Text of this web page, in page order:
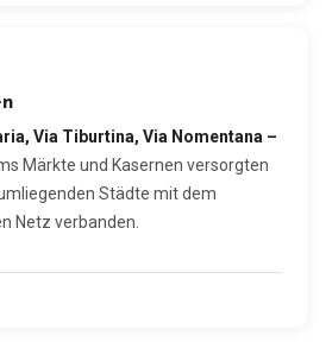
Via Tiburtina, Via Nomentana –
Märkte und Kasernen versorgten
Städte mit dem
Netz verbanden.